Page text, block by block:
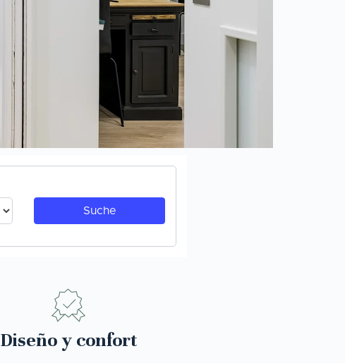
Diseño y confort